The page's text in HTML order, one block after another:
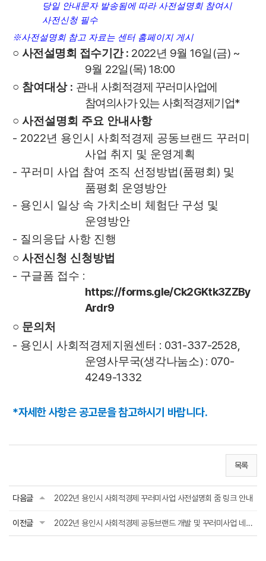
당일 안내문자 발송됨에 따라 사전설명회 참여시
사전신청 필수
※사전설명회 참고 자료는 센터 홈페이지 게시
○ 사전설명회 접수기간: 2022년 9월16일 (금) ~
9월 22일 (목) 18:00
○ 참여대상 : 관내 사회적경제 꾸러미사업에
참여의사가 있는 사회적경제기업*
○ 사전설명회 주요 안내사항
- 2022년 용인시 사회적경제 공동브랜드 꾸러미
사업 취지 및 운영계획
- 꾸러미 사업 참여 조직 선정방법 (품평회) 및
품평회 운영방안
- 용인시 일상 속 가치소비 체험단 구성 및
운영방안
- 질의응답 사항 진행
○ 사전신청 신청방법
- 구글폼 접수 :
https://forms.gle/Ck2GKtk3ZZBy
Ardr9
○ 문의처
- 용인시 사회적경제지원센터 : 031-337-2528,
운영사무국(생각나눔소) : 070-
4249-1332
*자세한 사항은 공고문을 참고하시기 바랍니다.
목록
다음글 2022년 용인시 사회적경제 꾸러미사업 사전설명회 줌 링크 안내
이전글 2022년 용인시 사회적경제 공동브랜드 개발 및 꾸러미사업 네이밍 재공모_~9.26.